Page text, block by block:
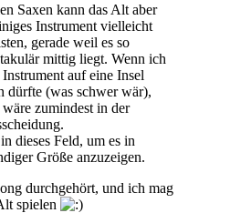
Saxen kann das Alt aber
Instrument vielleicht
gerade weil es so
mittig liegt. Wenn ich
auf eine Insel
dürfte (was schwer wär),
zumindest in der
dieses Feld, um es in
Größe anzuzeigen.
durchgehört, und ich mag
spielen